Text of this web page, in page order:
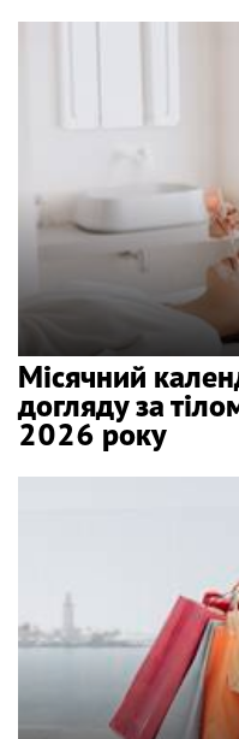
Місячний
догляду за
2026 року